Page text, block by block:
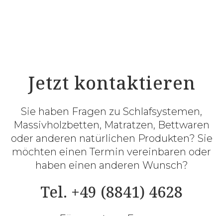
Jetzt kontaktieren
Sie haben Fragen zu Schlafsystemen,
Massivholzbetten, Matratzen, Bettwaren
oder anderen natürlichen Produkten? Sie
möchten einen Termin vereinbaren oder
haben einen anderen Wunsch?
Tel. +49 (8841) 4628